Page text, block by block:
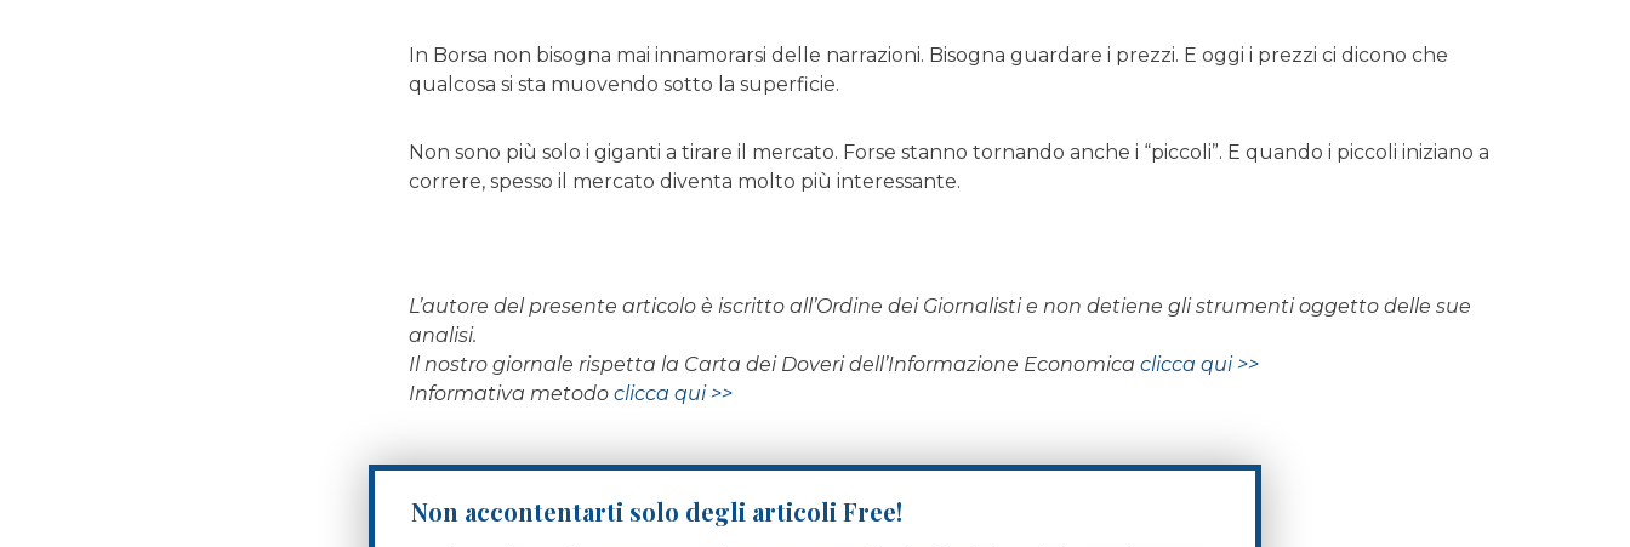
In Borsa non bisogna mai innamorarsi delle narrazioni. Bisogna guardare i prezzi. E oggi i prezzi ci dicono che
qualcosa si sta muovendo sotto la superficie.
Non sono più solo i giganti a tirare il mercato. Forse stanno tornando anche i “piccoli”. E quando i piccoli iniziano a
correre, spesso il mercato diventa molto più interessante.
L’autore del presente articolo è iscritto all’Ordine dei Giornalisti e non detiene gli strumenti oggetto delle sue
analisi.
Il nostro giornale rispetta la Carta dei Doveri dell’Informazione Economicaclicca qui >>
Informativa metodoclicca qui >>
Non accontentarti solo degli articoli Free!